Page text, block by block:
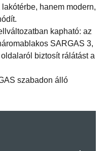
hanem modern,
kapható: az
SARGAS 3,
biztosít rálátást a
szabadon álló